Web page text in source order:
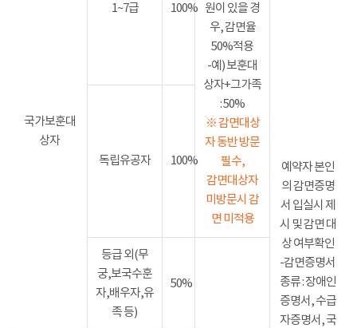
국가보훈대
상자
1~7급 100% 원이 있을 경
우, 감면율
50%적용
-예) 보훈대
상자+그가족
: 50%
※ 감면대상
자 동반 방문
필수,
감면대상자
미방문시 감
면 미적용
예약자 본인
의 감면증명
서 입실시 제
시 및 감면 대
상 여부확인
-감면증명서
종류 : 장애인
증명서, 수급
자증명서, 국
독립유공자 100%
등급 외(무
궁,보국수훈
자,배우자,유
족 등)
50%